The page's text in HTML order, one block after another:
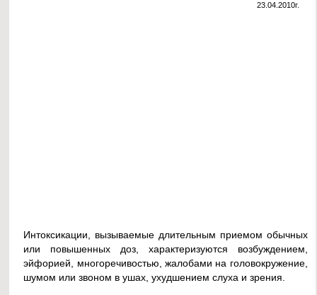
23.04.2010г.
Интоксикации, вызываемые длительным приемом обычных
или повышенных доз, характеризуются возбуждением,
эйфорией, многоречивостью, жалобами на головокружение,
шумом или звоном в ушах, ухудшением слуха и зрения.